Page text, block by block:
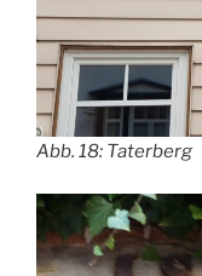
Abb. 18: Taterberg